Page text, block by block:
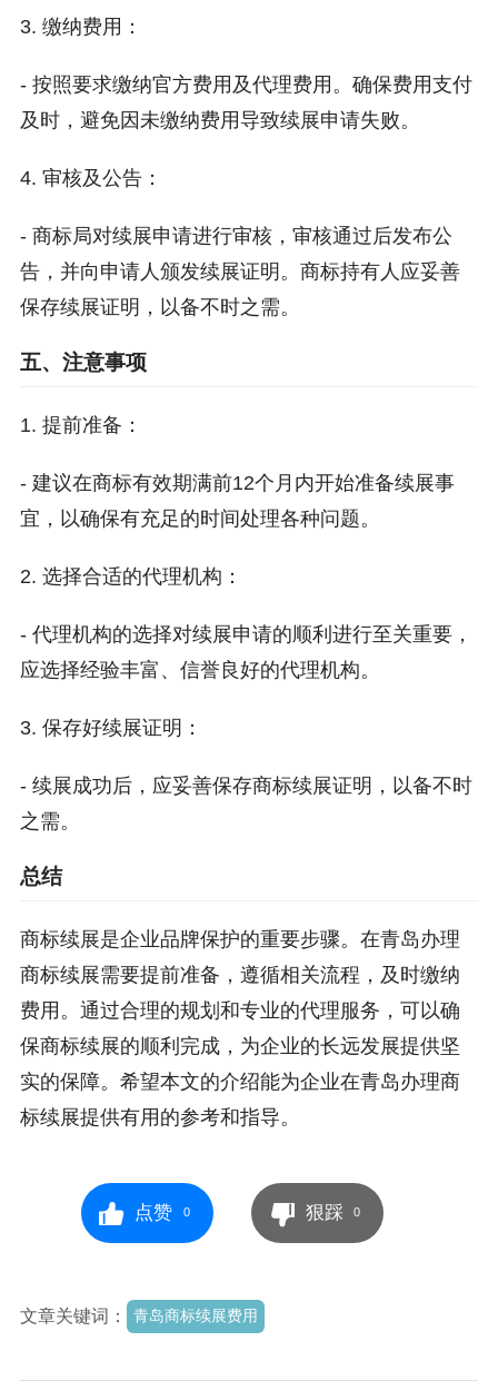
3. 缴纳费用：
- 按照要求缴纳官方费用及代理费用。确保费用支付
及时，避免因未缴纳费用导致续展申请失败。
4. 审核及公告：
- 商标局对续展申请进行审核，审核通过后发布公
告，并向申请人颁发续展证明。商标持有人应妥善
保存续展证明，以备不时之需。
五、注意事项
1. 提前准备：
- 建议在商标有效期满前12个月内开始准备续展事
宜，以确保有充足的时间处理各种问题。
2. 选择合适的代理机构：
- 代理机构的选择对续展申请的顺利进行至关重要，
应选择经验丰富、信誉良好的代理机构。
3. 保存好续展证明：
- 续展成功后，应妥善保存商标续展证明，以备不时
之需。
总结
商标续展是企业品牌保护的重要步骤。在青岛办理
商标续展需要提前准备，遵循相关流程，及时缴纳
费用。通过合理的规划和专业的代理服务，可以确
保商标续展的顺利完成，为企业的长远发展提供坚
实的保障。希望本文的介绍能为企业在青岛办理商
标续展提供有用的参考和指导。
点赞 0 狠踩 0
文章关键词： 青岛商标续展费用